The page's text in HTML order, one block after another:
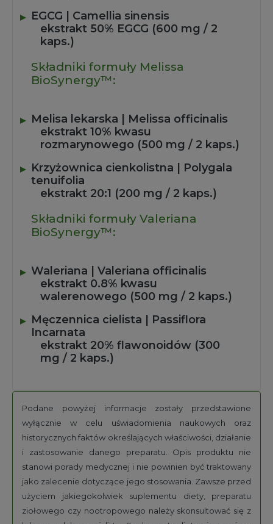
EGCG | Camellia sinensis
ekstrakt 50% EGCG (600 mg / 2
kaps.)
Składniki formuły Melissa
BioSynergy™:
Melisa lekarska | Melissa officinalis
ekstrakt 10% kwasu
rozmarynowego (500 mg / 2 kaps.)
Krzyżownica cienkolistna | Polygala
tenuifolia
ekstrakt 20:1 (200 mg / 2 kaps.)
Składniki formuły Valeriana
BioSynergy™:
Waleriana | Valeriana officinalis
ekstrakt 0.8% kwasu
walerenowego (500 mg / 2 kaps.)
Męczennica cielista | Passiflora
Incarnata
ekstrakt 20% flawonoidów (300
mg / 2 kaps.)
Podane powyżej informacje zostały przedstawione
wyłącznie w celu uświadomienia naukowych oraz
historycznych faktów określających właściwości, działanie
i zastosowanie danego preparatu. Opis produktu nie
stanowi porady medycznej i nie powinien być traktowany
jako zalecenie dotyczące jego stosowania. Zawsze przed
użyciem jakiegokolwiek suplementu diety, preparatu
ziołowego czy nootropowego należy skonsultować się z